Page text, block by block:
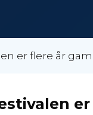
er flere år